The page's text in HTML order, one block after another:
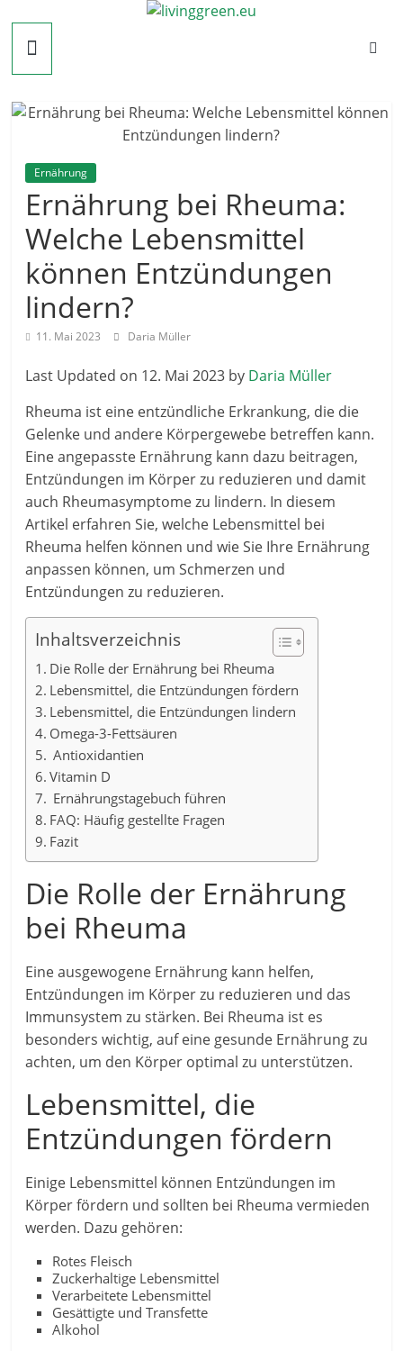
springenlivinggreen.eu
Ernährung
Ernährung bei Rheuma:
Welche Lebensmittel
können Entzündungen
lindern?
11. Mai 2023 Daria Müller
Last Updated on 12. Mai 2023 by Daria Müller
Rheuma ist eine entzündliche Erkrankung, die die
Gelenke und andere Körpergewebe betreffen kann.
Eine angepasste Ernährung kann dazu beitragen,
Entzündungen im Körper zu reduzieren und damit
auch Rheumasymptome zu lindern. In diesem
Artikel erfahren Sie, welche Lebensmittel bei
Rheuma helfen können und wie Sie Ihre Ernährung
anpassen können, um Schmerzen und
Entzündungen zu reduzieren.
Inhaltsverzeichnis
Die Rolle der Ernährung bei Rheuma
Lebensmittel, die Entzündungen fördern
Lebensmittel, die Entzündungen lindern
Omega-3-Fettsäuren
Antioxidantien
Vitamin D
Ernährungstagebuch führen
FAQ: Häufig gestellte Fragen
Fazit
Die Rolle der Ernährung
bei Rheuma
Eine ausgewogene Ernährung kann helfen,
Entzündungen im Körper zu reduzieren und das
Immunsystem zu stärken. Bei Rheuma ist es
besonders wichtig, auf eine gesunde Ernährung zu
achten, um den Körper optimal zu unterstützen.
Lebensmittel, die
Entzündungen fördern
Einige Lebensmittel können Entzündungen im
Körper fördern und sollten bei Rheuma vermieden
werden. Dazu gehören:
Rotes Fleisch
Zuckerhaltige Lebensmittel
Verarbeitete Lebensmittel
Gesättigte und Transfette
Alkohol